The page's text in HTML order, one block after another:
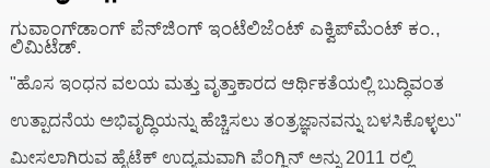
ಗುವಾಂಗ್‌ಡಾಂಗ್ ಪೆನ್‌ಜಿಂಗ್ ಇಂಟೆಲಿಜೆಂಟ್ ಎಕ್ವಿಪ್‌ಮೆಂಟ್ ಕಂ.,
ಲಿಮಿಟೆಡ್.
"ಹೊಸ ಇಂಧನ ವಲಯ ಮತ್ತು ವೃತ್ತಾಕಾರದ ಆರ್ಥಿಕತೆಯಲ್ಲಿ ಬುದ್ಧಿವಂತ
ಉತ್ಪಾದನೆಯ ಅಭಿವೃದ್ಧಿಯನ್ನು ಹೆಚ್ಚಿಸಲು ತಂತ್ರಜ್ಞಾನವನ್ನು ಬಳಸಿಕೊಳ್ಳಲು"
ಮೀಸಲಾಗಿರುವ ಹೈಟೆಕ್ ಉದ್ಯಮವಾಗಿ ಪೆಂಗ್ಜಿನ್ ಅನ್ನು 2011 ರಲ್ಲಿ